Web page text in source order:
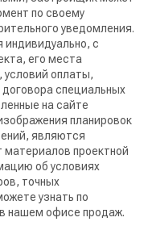
по своему
уведомления.
с
его места
условий оплаты,
специальных
на сайте
планировок
являются
материалов проектной
об условиях
точных
узнать по
нашем офисе продаж.